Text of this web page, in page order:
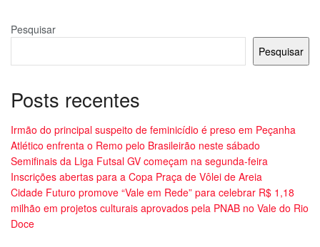
Pesquisar
Pesquisar
Posts recentes
Irmão do principal suspeito de feminicídio é preso em Peçanha
Atlético enfrenta o Remo pelo Brasileirão neste sábado
Semifinais da Liga Futsal GV começam na segunda-feira
Inscrições abertas para a Copa Praça de Vôlei de Areia
Cidade Futuro promove “Vale em Rede” para celebrar R$ 1,18
milhão em projetos culturais aprovados pela PNAB no Vale do Rio
Doce